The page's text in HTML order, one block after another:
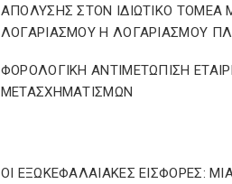
ΑΠΟΛΥΣΗΣ ΣΤΟΝ ΙΔΙΩΤΙΚΟ ΤΟΜΕΑ
ΛΟΓΑΡΙΑΣΜΟΥ Η ΛΟΓΑΡΙΑΣΜΟΥ
ΦΟΡΟΛΟΓΙΚΗ ΑΝΤΙΜΕΤΩΠΙΣΗ
ΜΕΤΑΣΧΗΜΑΤΙΣΜΩΝ
ΟΙ ΕΞΩΚΕΦΑΛΑΙΑΚΕΣ ΕΙΣΦΟΡΕΣ: